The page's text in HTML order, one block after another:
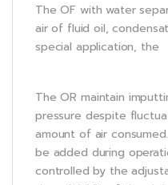
The OF with water
air of fluid oil,
special application, the
The OR maintain
pressure despite
amount of air consumed.
be added during
controlled by the